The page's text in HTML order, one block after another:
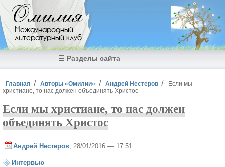
Перейти к основному содержанию
Омилия
Международный
литературный клуб
☰ Разделы сайта
Вы здесь
Главная Авторы «Омилии» Андрей Нестеров
Если мы
христиане, то нас должен объединять Христос
Если мы христиане, то нас должен
объединять Христос
Андрей Нестеров , 28/01/2016 — 17:51
Интервью